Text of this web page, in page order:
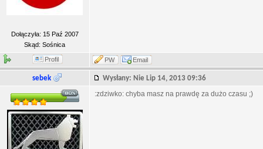
Dołączyła: 15 Paź 2007
Skąd: Sośnica
Profil PW Email
sebek Wysłany: Nie Lip 14, 2013 09:36
:zdziwko: chyba masz na prawdę za dużo czasu ;)